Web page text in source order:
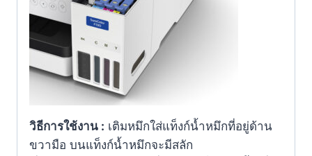
วิธีการใช้งาน : เติมหมึกใส่แท็งก์น้ำหมึกที่อยู่ด้าน
ขวามือ บนแท็งก์น้ำหมึกจะมีสลัก